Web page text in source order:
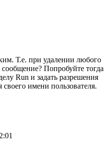
Т.е. при удалении любого
сообщение? Попробуйте тогда
Run и задать разрешения
имени пользователя.